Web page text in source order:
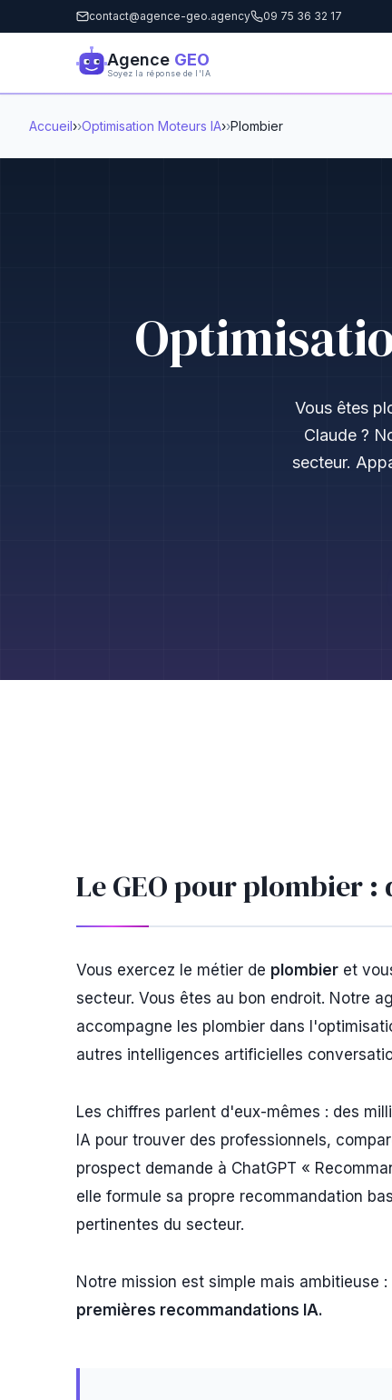
contact@agence-geo.agency 09 75 36 32 17
Agence GEO
Soyez la réponse de l'IA
Accueil› Optimisation Moteurs IA› Plombier
Vous êtes
Claude ?
secteur.
Le GEO pour plombier
Vous exercez le métier de plombier et
secteur. Vous êtes au bon endroit. Notre
accompagne les plombier dans
autres intelligences artificielles
Les chiffres parlent d'eux-mêmes : des
IA pour trouver des professionnels,
prospect demande à ChatGPT «
elle formule sa propre recommandation
pertinentes du secteur.
Notre mission est simple mais ambitieuse :
premières recommandations IA.